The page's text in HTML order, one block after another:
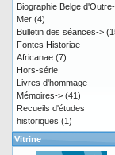
Biographie Belge d'Outre-
Mer (4)
Bulletin des séances->
Fontes Historiae
Africanae (7)
Hors-série
Livres d'hommage
Mémoires-> (41)
Recueils d'études
historiques (1)
Vitrine